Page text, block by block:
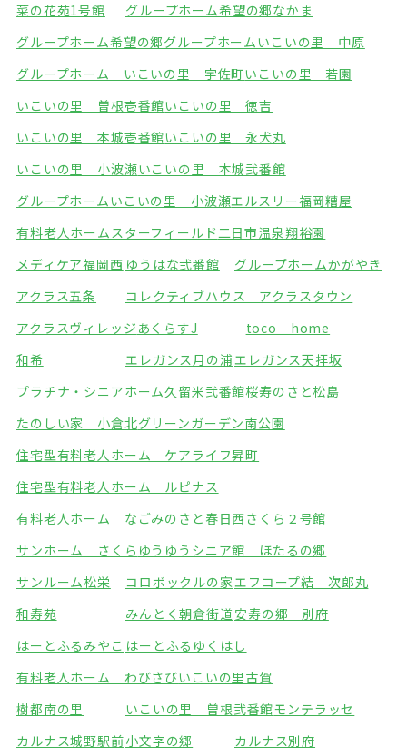
菜の花苑1号館
グループホーム希望の郷なかま
グループホーム希望の郷グループホームいこいの里 中原
グループホーム いこいの里 宇佐町いこいの里 若園
いこいの里 曽根壱番館いこいの里 徳吉
いこいの里 本城壱番館いこいの里 永犬丸
いこいの里 小波瀬いこいの里 本城弐番館
グループホームいこいの里 小波瀬エルスリー福岡糟屋
有料老人ホームスターフィールド二日市温泉翔裕園
メディケア福岡西 ゆうはな弐番館
グループホームかがやき
アクラス五条
コレクティブハウス アクラスタウン
アクラスヴィレッジ あくらすJ
toco home
和希
エレガンス月の浦エレガンス天拝坂
プラチナ・シニアホーム久留米弐番館桜寿のさと松島
たのしい家 小倉北グリーンガーデン南公園
住宅型有料老人ホーム ケアライフ昇町
住宅型有料老人ホーム ルピナス
有料老人ホーム なごみのさと春日西さくら２号館
サンホーム さくら ゆうゆうシニア館 ほたるの郷
サンルーム松栄
コロボックルの家エフコープ結 次郎丸
和寿苑
みんとく朝倉街道安寿の郷 別府
はーとふるみやこ はーとふるゆくはし
有料老人ホーム わびさびいこいの里古賀
樹都南の里
いこいの里 曽根弐番館モンテラッセ
カルナス城野駅前小文字の郷
カルナス別府